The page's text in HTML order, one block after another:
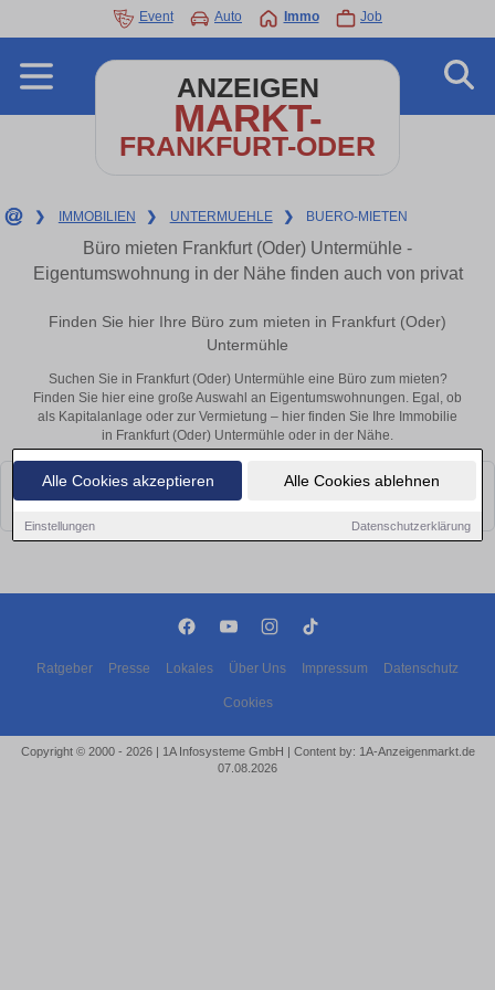
Alle Cookies akzeptieren Alle Cookies ablehnen
Einstellungen Datenschutzerklärung
Event Auto Immo Job
ANZEIGEN
MARKT-
FRANKFURT-ODER
❯ IMMOBILIEN ❯ UNTERMUEHLE ❯ BUERO-MIETEN
Büro mieten Frankfurt (Oder) Untermühle -
Eigentumswohnung in der Nähe finden auch von privat
Finden Sie hier Ihre Büro zum mieten in Frankfurt (Oder)
Untermühle
Suchen Sie in Frankfurt (Oder) Untermühle eine Büro zum mieten?
Finden Sie hier eine große Auswahl an Eigentumswohnungen. Egal, ob
als Kapitalanlage oder zur Vermietung – hier finden Sie Ihre Immobilie
in Frankfurt (Oder) Untermühle oder in der Nähe.
Leider konnten wir derzeit keine passenden Objekte finden. Schauen Sie
bald wieder vorbei!
Ratgeber Presse Lokales Über Uns Impressum Datenschutz
Cookies
Copyright © 2000 - 2026 | 1A Infosysteme GmbH | Content by: 1A-Anzeigenmarkt.de
07.08.2026